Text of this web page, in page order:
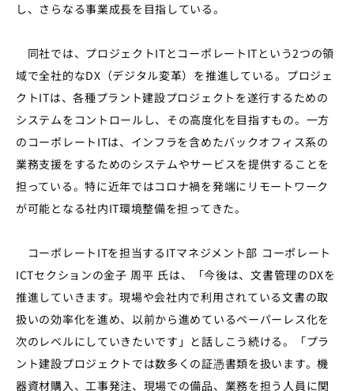
し、さらなる事業成長を目指している。
同社では、プロジェクトITとコーポレートITという2つの領
域で全社的なDX（デジタル変革）を推進している。プロジェ
クトITは、各種プラント建設プロジェクトを遂行するための
システムをコントロールし、その高度化を目指すもの。一方
のコーポレートITは、インフラを含めたバックオフィス系の
業務支援をするためのシステムやサービスを提供することを
担っている。特に近年ではコロナ禍を発端にリモートワーク
が可能となる社内IT環境整備を担ってきた。
コーポレートITを担当するITマネジメント部 コーポレート
ICTセクションの金子 周平 氏は、「今後は、文書管理のDXを
推進していきます。現場や会社内で利用されている文書の取
扱いの効率化を進め、以前から進めているペーパーレス化を
次のレベルにしていきたいです」と話しこう続ける。「プラ
ント建設プロジェクトでは数多くの証憑書類を扱います。機
器資材購入、工事発注、現場での備品、業務を担う人員に関